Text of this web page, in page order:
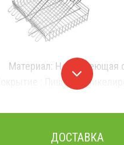
Материал: Нержавеющая
Покрытие : Пищевое
ДОСТАВКА